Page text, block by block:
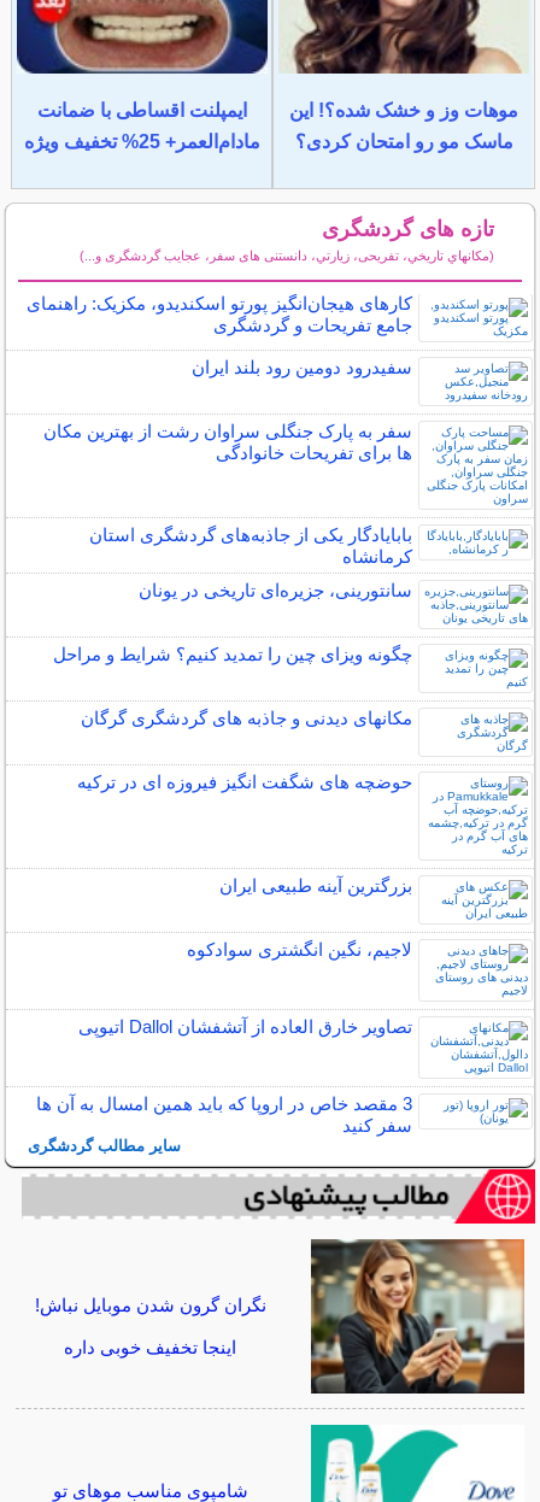
موهات وز و خشک شده؟! این
ماسک مو رو امتحان کردی؟
ایمپلنت اقساطی با ضمانت
مادام‌العمر+ 25% تخفیف ویژه
تازه های گردشگری
(مكانهاي تاريخي، تفریحی، زيارتي، دانستنی های سفر، عجایب گردشگری و...)
کارهای هیجان‌انگیز پورتو اسکندیدو، مکزیک: راهنمای
جامع تفریحات و گردشگری
سفیدرود دومین رود بلند ایران
سفر به پارک جنگلی سراوان رشت از بهترین مکان
ها برای تفریحات خانوادگی
بابایادگار یکی از جاذبه‌های گردشگری استان
کرمانشاه
سانتورینی، جزیره‌ای تاریخی در یونان
چگونه ویزای چین را تمدید کنیم؟ شرایط و مراحل
مکانهای دیدنی و جاذبه های گردشگری گرگان
حوضچه های شگفت انگیز فیروزه ای در ترکیه
بزرگترین آینه طبیعی ایران
لاجیم، نگین انگشتری سوادکوه
تصاویر خارق العاده از آتشفشان Dallol اتیوپی
3 مقصد خاص در اروپا که باید همین امسال به آن ها
سفر کنید
سایر مطالب گردشگری
نگران گرون شدن موبایل نباش!
اینجا تخفیف خوبی داره
شامپوی مناسب موهای تو